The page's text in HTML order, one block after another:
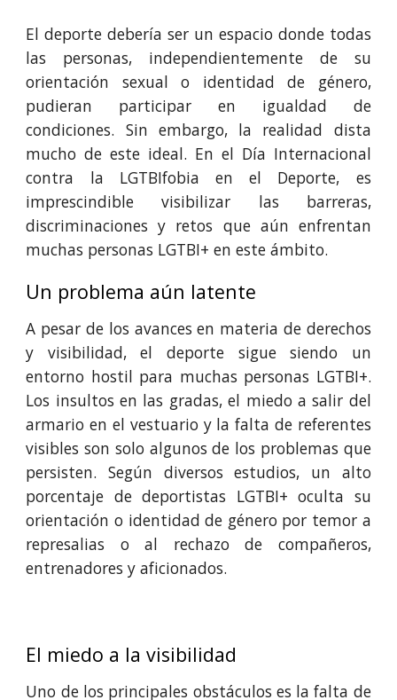
El deporte debería ser un espacio donde todas
las personas, independientemente de su
orientación sexual o identidad de género,
pudieran participar en igualdad de
condiciones. Sin embargo, la realidad dista
mucho de este ideal. En el Día Internacional
contra la LGTBIfobia en el Deporte, es
imprescindible visibilizar las barreras,
discriminaciones y retos que aún enfrentan
muchas personas LGTBI+ en este ámbito.
Un problema aún latente
A pesar de los avances en materia de derechos
y visibilidad, el deporte sigue siendo un
entorno hostil para muchas personas LGTBI+.
Los insultos en las gradas, el miedo a salir del
armario en el vestuario y la falta de referentes
visibles son solo algunos de los problemas que
persisten. Según diversos estudios, un alto
porcentaje de deportistas LGTBI+ oculta su
orientación o identidad de género por temor a
represalias o al rechazo de compañeros,
entrenadores y aficionados.
El miedo a la visibilidad
Uno de los principales obstáculos es la falta de